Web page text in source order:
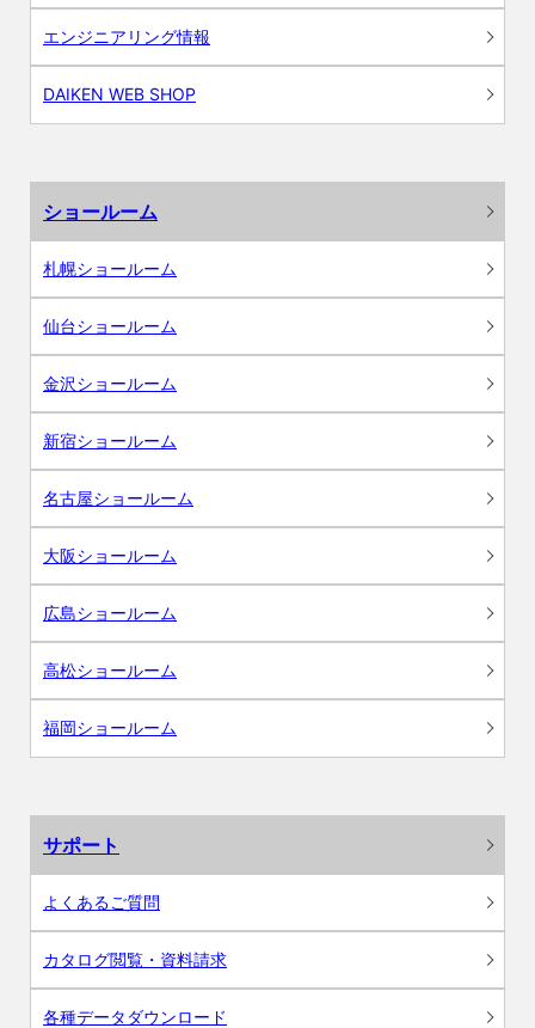
エンジニアリング情報
DAIKEN WEB SHOP
ショールーム
札幌ショールーム
仙台ショールーム
金沢ショールーム
新宿ショールーム
名古屋ショールーム
大阪ショールーム
広島ショールーム
高松ショールーム
福岡ショールーム
サポート
よくあるご質問
カタログ閲覧・資料請求
各種データダウンロード